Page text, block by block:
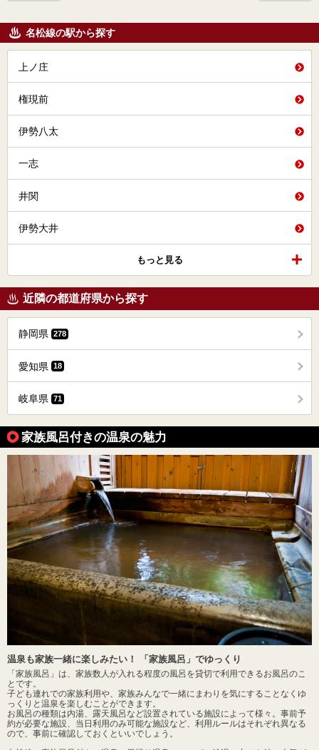
名松線の駅から探す
上ノ庄
権現前
伊勢八太
一志
井関
伊勢大井
もっと見る
近隣の都道府県から探す
静岡県 278
愛知県 18
岐阜県 71
家族風呂付きの温泉の魅力
温泉も家族一緒に楽しみたい！ 「家族風呂」でゆっくり
「家族風呂」は、家族数人が入れる程度の風呂を貸切で利用できるお風呂のこ
とです。
子ども連れでの家族利用や、家族みんなで一緒にまわりを気にすることなくゆ
っくりと温泉を楽しむことができます。
お風呂の種類は内湯、露天風呂など設置されている施設によって様々。事前予
約が必要な施設、当日利用のみ可能な施設など、利用ルールはそれぞれ異なる
ので、事前に確認しておくといいでしょう。